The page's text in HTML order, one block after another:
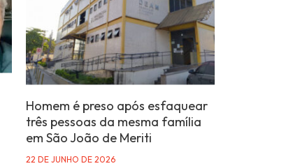
Homem é preso após esfaquear
três pessoas da mesma família
em São João de Meriti
22 DE JUNHO DE 2026